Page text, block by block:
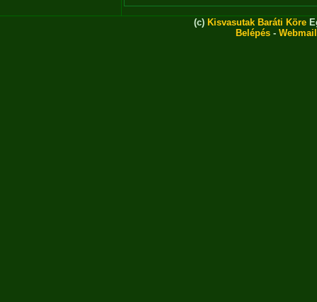
(c) Kisvasutak Baráti Köre
Belépés - Webmail